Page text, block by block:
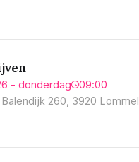
- donderdag
09:00
260, 3920 Lommel